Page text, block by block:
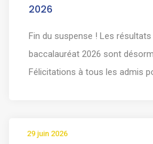
2026
Fin du suspense ! Les
baccalauréat 2026 sont
Félicitations à tous les admis
29 juin 2026